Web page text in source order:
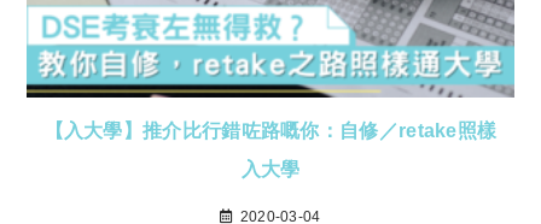
【入大學】推介比行錯咗路嘅你：自修／retake照樣
入大學
2020-03-04